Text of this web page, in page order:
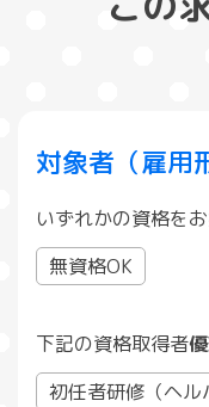
対象者（雇用
いずれかの資格を
無資格OK
下記の資格取得者
初任者研修（ヘル